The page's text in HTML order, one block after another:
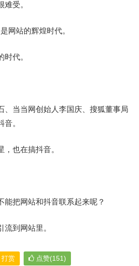
难受。
网站的辉煌时代。
时代。
、当当网创始人李国庆、搜狐董事局
。
也在搞抖音。
能把网站和抖音联系起来呢？
到网站里。
打赏 点赞(151)